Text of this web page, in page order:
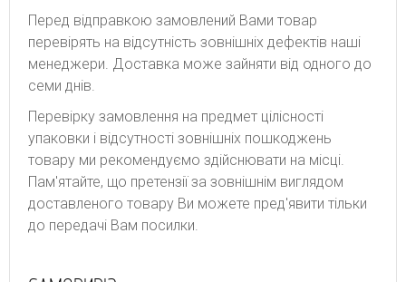
Перед відправкою замовлений Вами товар
перевірять на відсутність зовнішніх дефектів наші
менеджери. Доставка може зайняти від одного до
семи днів.
Перевірку замовлення на предмет цілісності
упаковки і відсутності зовнішніх пошкоджень
товару ми рекомендуємо здійснювати на місці.
Пам'ятайте, що претензії за зовнішнім виглядом
доставленого товару Ви можете пред'явити тільки
до передачі Вам посилки.